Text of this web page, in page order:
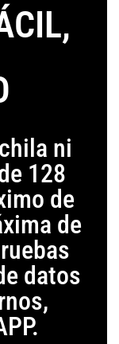
ni
128
de
de
datos